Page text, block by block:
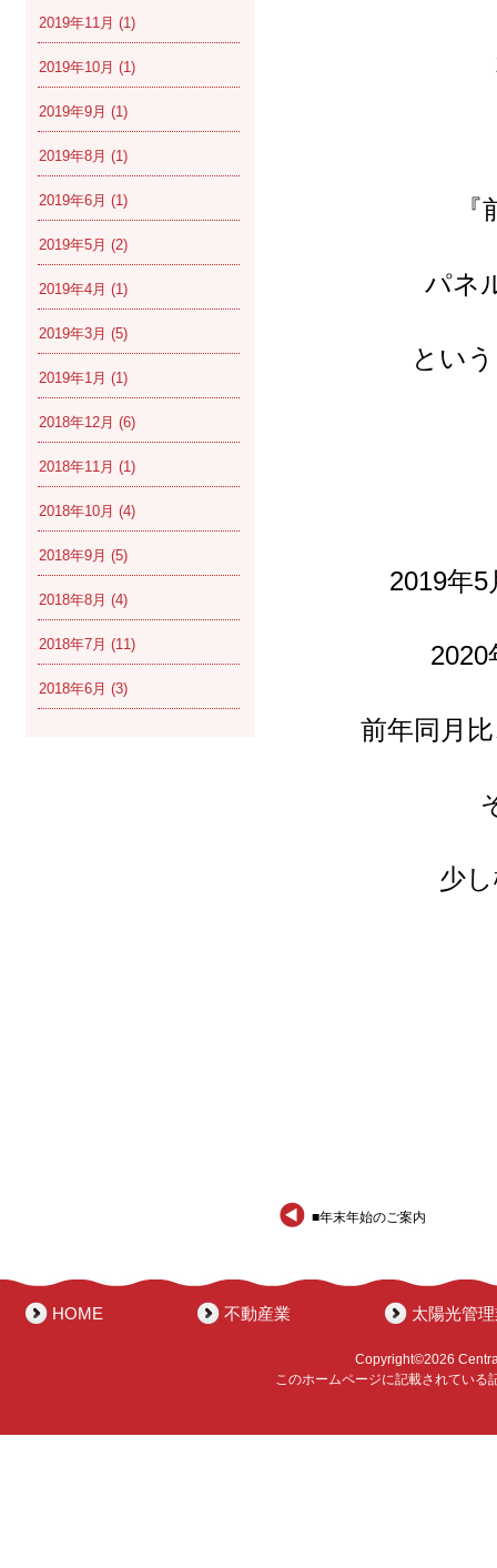
パネ
とい
2019年
2020
前年同月
少
■年末年始のご案内
2019年11月 (1)
2019年10月 (1)
2019年9月 (1)
2019年8月 (1)
2019年6月 (1)
2019年5月 (2)
2019年4月 (1)
2019年3月 (5)
2019年1月 (1)
2018年12月 (6)
2018年11月 (1)
2018年10月 (4)
2018年9月 (5)
2018年8月 (4)
2018年7月 (11)
2018年6月 (3)
HOME 不動産業 太陽光管
Copyright©2026
このホームページに記載されている